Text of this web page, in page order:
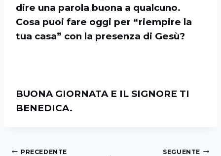
dire una parola buona a qualcuno.
Cosa puoi fare oggi per “riempire la
tua casa” con la presenza di Gesù?
BUONA GIORNATA E IL SIGNORE TI
BENEDICA.
PRECEDENTE SEGUENTE